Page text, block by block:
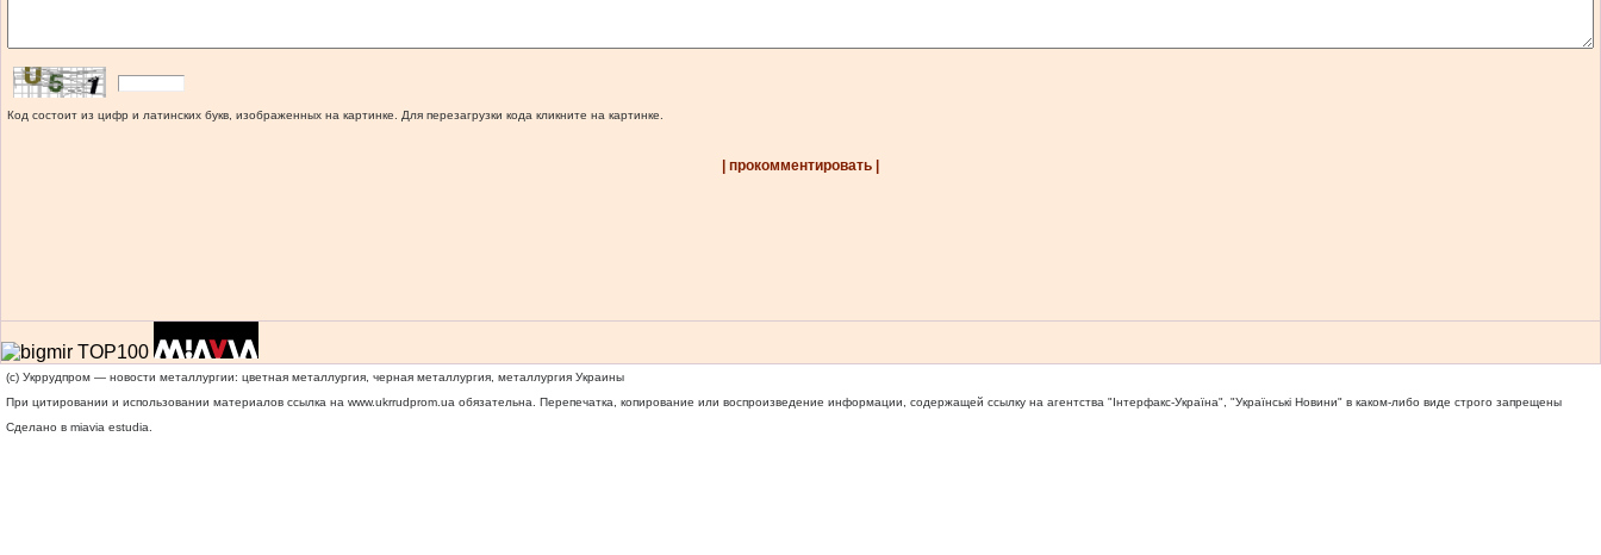
Код состоит из цифр и латинских букв, изображенных на картинке. Для перезагрузки кода кликните на картинке.
| прокомментировать |
(c) Укррудпром — новости металлургии: цветная металлургия, черная металлургия, металлургия Украины
При цитировании и использовании материалов ссылка на www.ukrrudprom.ua обязательна. Перепечатка, копирование или воспроизведение информации, содержащей ссылку на агентства "Iнтерфакс-Україна", "Українськi Новини" в каком-либо виде строго запрещены
Сделано в miavia estudia.